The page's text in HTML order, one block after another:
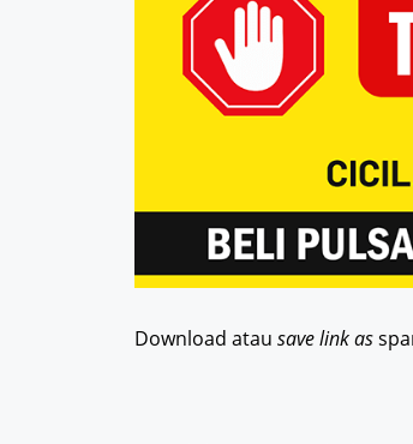
Download atau save link as